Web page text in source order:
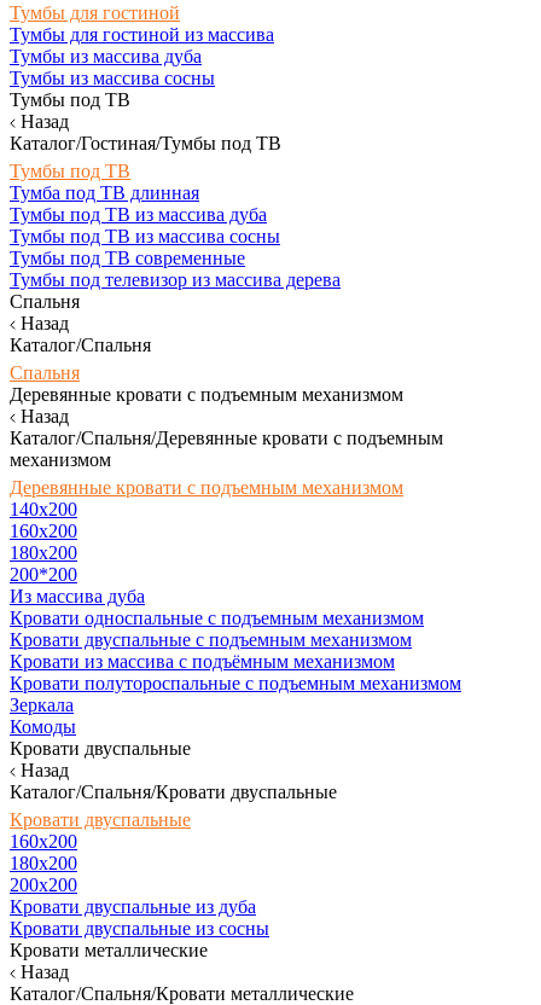
Тумбы для гостиной
Тумбы для гостиной из массива
Тумбы из массива дуба
Тумбы из массива сосны
Тумбы под ТВ
Назад
Каталог/Гостиная/Тумбы под ТВ
Тумбы под ТВ
Тумба под ТВ длинная
Тумбы под ТВ из массива дуба
Тумбы под ТВ из массива сосны
Тумбы под ТВ современные
Тумбы под телевизор из массива дерева
Спальня
Назад
Каталог/Спальня
Спальня
Деревянные кровати с подъемным механизмом
Назад
Каталог/Спальня/Деревянные кровати с подъемным
механизмом
Деревянные кровати с подъемным механизмом
140x200
160х200
180х200
200*200
Из массива дуба
Кровати односпальные с подъемным механизмом
Кровати двуспальные с подъемным механизмом
Кровати из массива с подъёмным механизмом
Кровати полутороспальные с подъемным механизмом
Зеркала
Комоды
Кровати двуспальные
Назад
Каталог/Спальня/Кровати двуспальные
Кровати двуспальные
160х200
180x200
200x200
Кровати двуспальные из дуба
Кровати двуспальные из сосны
Кровати металлические
Назад
Каталог/Спальня/Кровати металлические